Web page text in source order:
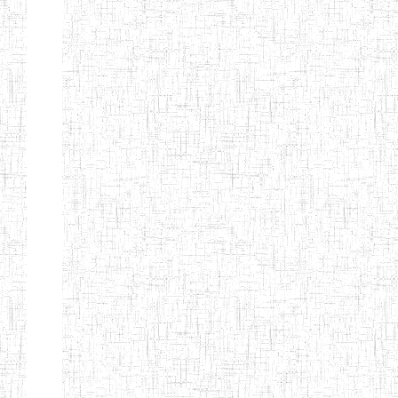
Etablissements
d'enseignement
secondaire
technique
et
professionnel
ESTP
Etablissements